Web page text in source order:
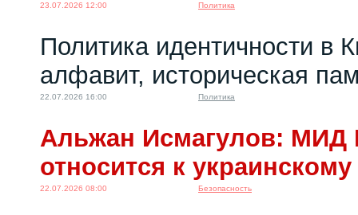
23.07.2026 12:00 Политика
Политика идентичности в
алфавит, историческая
22.07.2026 16:00 Политика
Альжан Исмагулов: МИД
относится к
22.07.2026 08:00 Безопасность